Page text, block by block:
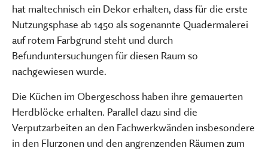
hat maltechnisch ein Dekor erhalten, dass für die erste
Nutzungsphase ab 1450 als sogenannte Quadermalerei
auf rotem Farbgrund steht und durch
Befunduntersuchungen für diesen Raum so
nachgewiesen wurde.
Die Küchen im Obergeschoss haben ihre gemauerten
Herdblöcke erhalten. Parallel dazu sind die
Verputzarbeiten an den Fachwerkwänden insbesondere
in den Flurzonen und den angrenzenden Räumen zum